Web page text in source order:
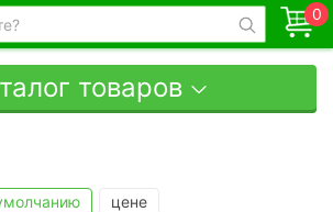
0
товаров
цене